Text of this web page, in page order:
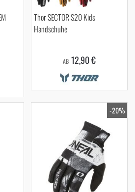
Thor SECTOR S20 Kids
Handschuhe
AB 12,90 €
-20%